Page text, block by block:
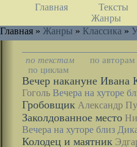
Главная Тексты
Жанры
Главная » Жанры » Классика »
по текстам
по авторам
по циклам
Вечер накануне Ивана
Гоголь Вечера на хуторе
Гробовщик Александр
Заколдованное место
Вечера на хуторе близ
Колодец и маятник